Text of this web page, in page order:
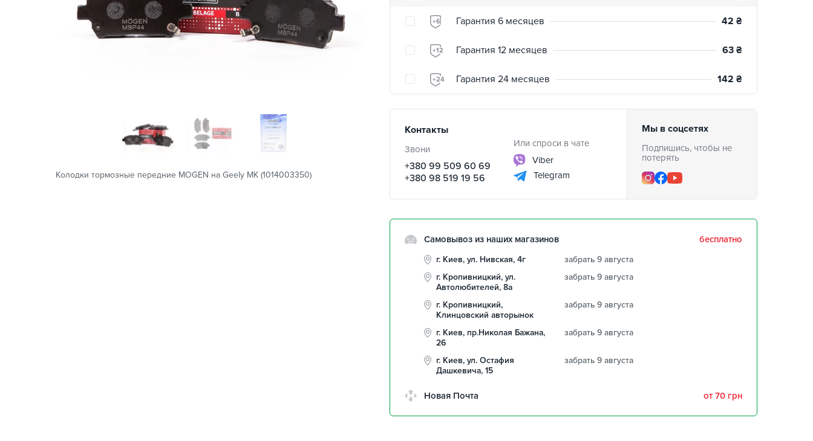
Колодки тормозные передние MOGEN на Geely MK (1014003350)
+6 Гарантия 6 месяцев 42 ₴
+12 Гарантия 12 месяцев 63 ₴
+24 Гарантия 24 месяцев 142 ₴
Контакты
Звони
+380 99 509 60 69
+380 98 519 19 56
Или спроси в чате
Viber
Telegram
Мы в соцсетях
Подпишись, чтобы не
потерять
Самовывоз из наших магазинов бесплатно
г. Киев, ул. Нивская, 4г
забрать 9 августа
г. Кропивницкий, ул.
Автолюбителей, 8а
забрать 9 августа
г. Кропивницкий,
Клинцовский авторынок
забрать 9 августа
г. Киев, пр.Николая Бажана,
26
забрать 9 августа
г. Киев, ул. Остафия
Дашкевича, 15
забрать 9 августа
Новая Почта от 70 грн